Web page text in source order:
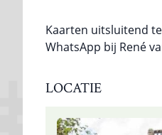
Kaarten uitsluitend
WhatsApp bij René
LOCATIE